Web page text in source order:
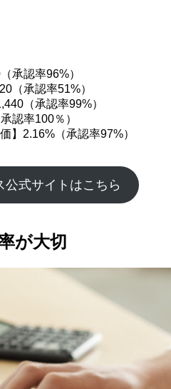
承認率96%）
（承認率51%）
（承認率99%）
認率100％）
】2.16%（承認率97%）
公式サイトはこちら
が大切